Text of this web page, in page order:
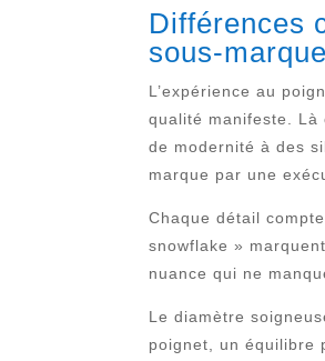
Différences
sous-
L’expérience au
qualité manifeste. Là
de modernité à des
marque par une
Chaque détail
snowflake »
nuance qui ne
Le diamètre
poignet, un équilibre